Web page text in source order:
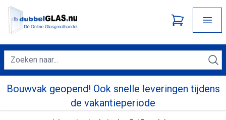
Bouwvak geopend! Ook snelle leveringen tijdens
de vakantieperiode